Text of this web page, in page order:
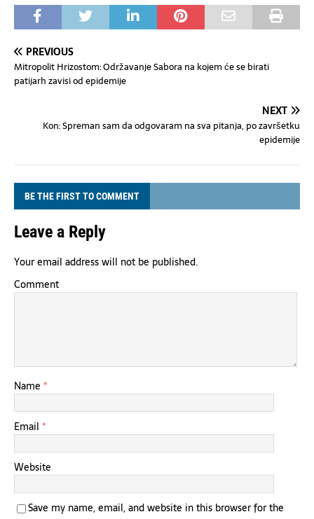
PREVIOUS
Mitropolit Hrizostom: Održavanje Sabora na kojem će se birati
patijarh zavisi od epidemije
NEXT
Kon: Spreman sam da odgovaram na sva pitanja, po završetku
epidemije
BE THE FIRST TO COMMENT
Leave a Reply
Your email address will not be published.
Comment
Name *
Email *
Website
Save my name, email, and website in this browser for the